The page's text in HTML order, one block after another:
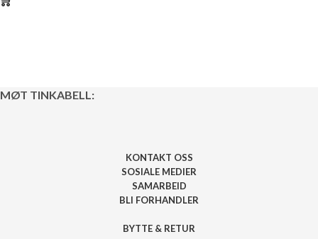
MØT TINKABELL:
KONTAKT OSS
SOSIALE MEDIER
SAMARBEID
BLI FORHANDLER
BYTTE & RETUR